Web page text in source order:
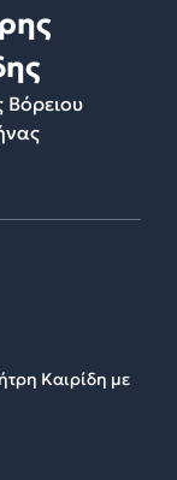
Βόρειου
Καιρίδη με